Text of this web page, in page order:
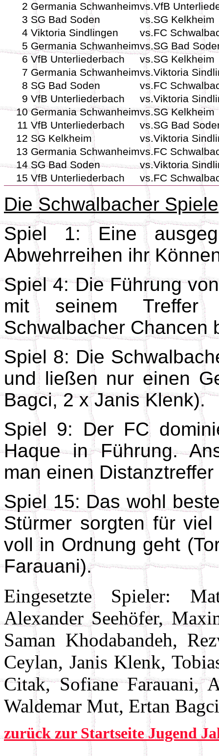
2 Germania Schwanheimvs.VfB
3 SG Bad Soden vs.SG Kelkheim
4 Viktoria Sindlingen vs.FC
5 Germania Schwanheimvs.SG Bad
6 VfB Unterliederbach vs.SG Kelkheim
7 Germania Schwanheimvs.Viktoria
8 SG Bad Soden vs.FC
9 VfB Unterliederbach vs.Viktoria
10 Germania Schwanheimvs.SG Kelkheim
11 VfB Unterliederbach vs.SG Bad
12 SG Kelkheim vs.Viktoria
13 Germania Schwanheimvs.FC
14 SG Bad Soden vs.Viktoria
15 VfB Unterliederbach vs.FC
Die Schwalbacher Spiele
Spiel 1: Eine
Abwehrreihen ihr
Spiel 4: Die Führung
mit seinem Treffer
Schwalbacher Chancen
Spiel 8: Die
und ließen nur einen
Bagci, 2 x Janis Klenk).
Spiel 9: Der FC
Haque in Führung.
man einen
Spiel 15: Das wohl
Stürmer sorgten für
voll in Ordnung geht
Farauani).
Eingesetzte Spieler:
Alexander Seehöfer,
Saman Khodabandeh,
Ceylan, Janis Klenk,
Citak, Sofiane Farauani,
Waldemar Mut, Ertan Bagci
zurück zur Startseite Jugend